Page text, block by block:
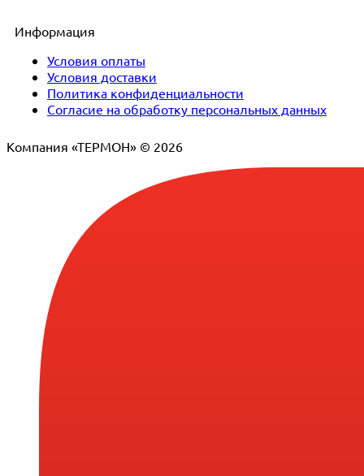
Информация
Условия оплаты
Условия доставки
Политика конфиденциальности
Согласие на обработку персональных данных
Компания «ТЕРМОН» © 2026